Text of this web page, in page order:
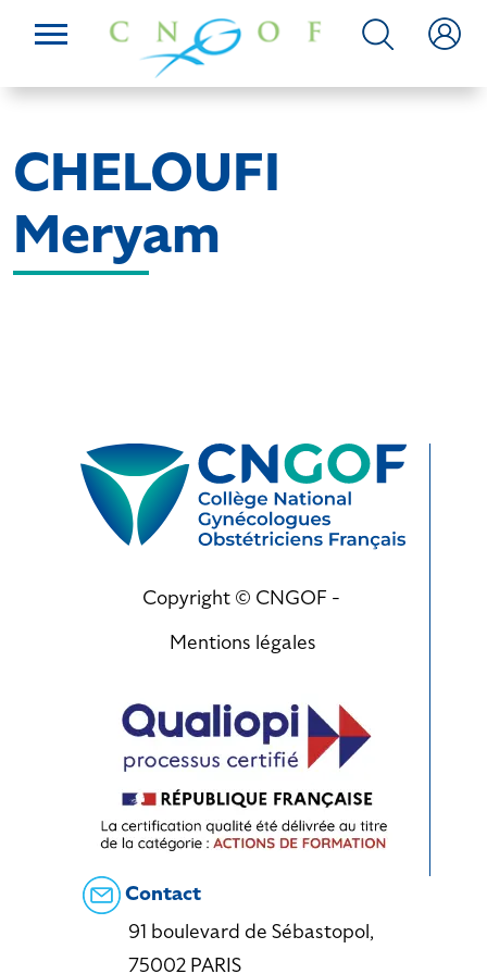
CHELOUFI
Meryam
Copyright © CNGOF -
Mentions légales
Contact
91 boulevard de Sébastopol,
75002 PARIS